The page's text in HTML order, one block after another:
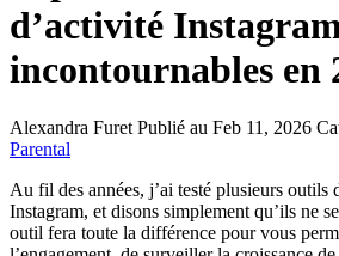
d’activité
incontournables en
Alexandra Furet Publié au Feb 11, 2026
Parental
Au fil des années, j’ai testé plusieurs outils
Instagram, et disons simplement qu’ils ne
outil fera toute la différence pour vous